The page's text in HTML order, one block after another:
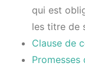
qui est
les titre de
Clause de
Promesses